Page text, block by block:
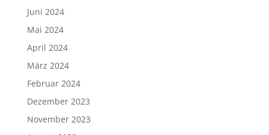
Juni 2024
Mai 2024
April 2024
März 2024
Februar 2024
Dezember 2023
November 2023